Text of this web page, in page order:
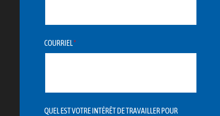
COURRIEL *
QUEL EST VOTRE INTÉRÊT DE TRAVAILLER POUR